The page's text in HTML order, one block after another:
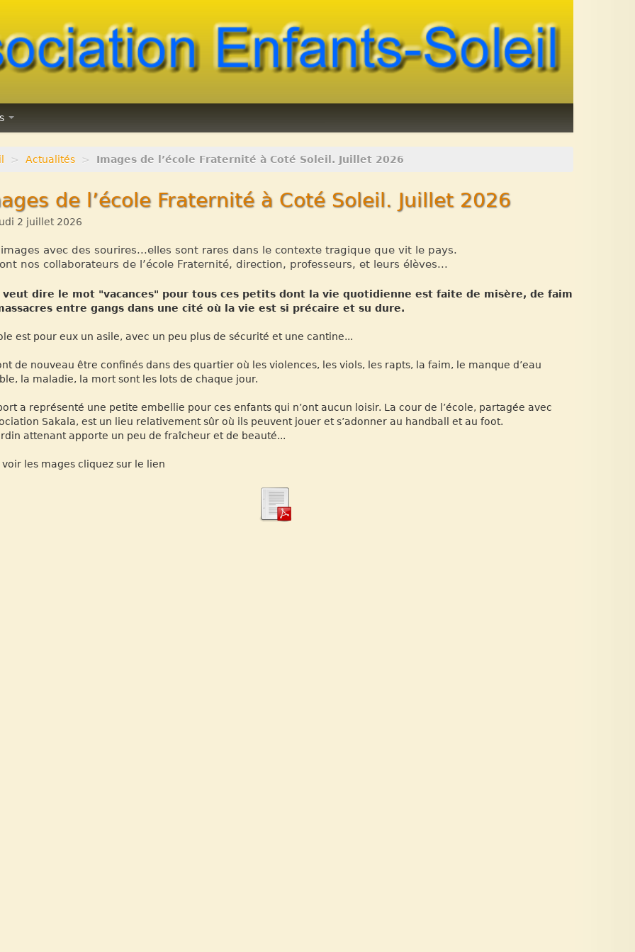
> Actualités > Images de l’école Fraternité à Coté Soleil. Juillet 2026
de l’école Fraternité à Coté Soleil. Juillet 2026
2 juillet 2026
avec des sourires...elles sont rares dans le contexte tragique que vit le pays.
nos collaborateurs de l’école Fraternité, direction, professeurs, et leurs élèves...
veut dire le mot "vacances" pour tous ces petits dont la vie quotidienne est faite de misère, de faim
entre gangs dans une cité où la vie est si précaire et su dure.
est pour eux un asile, avec un peu plus de sécurité et une cantine...
de nouveau être confinés dans des quartier où les violences, les viols, les rapts, la faim, le manque d’eau
la maladie, la mort sont les lots de chaque jour.
a représenté une petite embellie pour ces enfants qui n’ont aucun loisir. La cour de l’école, partagée avec
Sakala, est un lieu relativement sûr où ils peuvent jouer et s’adonner au handball et au foot.
attenant apporte un peu de fraîcheur et de beauté...
voir les mages cliquez sur le lien